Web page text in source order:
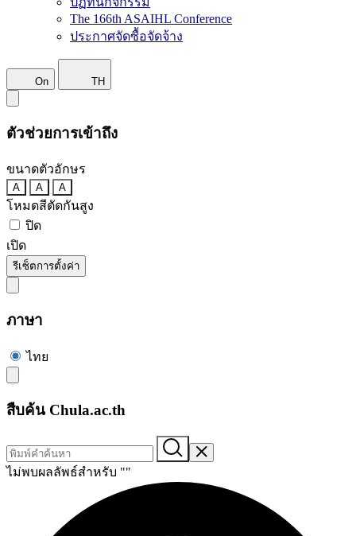
The 166th ASAIHL Conference
ประกาศจัดซื้อจัดจ้าง
On TH
ตัวช่วยการเข้าถึง
ขนาดตัวอักษร
A A A
โหมดสีตัดกันสูง
ปิด
เปิด
รีเซ็ตการตั้งค่า
ภาษา
ไทย
สืบค้น Chula.ac.th
ไม่พบผลลัพธ์สำหรับ ""